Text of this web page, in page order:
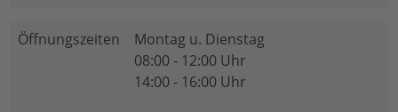
Öffnungszeiten
Montag u. Dienstag
08:00 - 12:00 Uhr
14:00 - 16:00 Uhr